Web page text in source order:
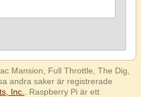
Mansion, Full Throttle, The Dig,
andra saker är registrerade
Inc.
. Raspberry Pi är ett